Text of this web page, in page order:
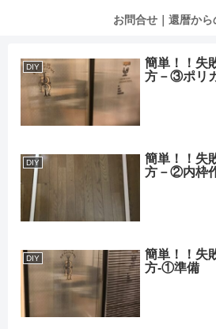
お問合せ｜還暦から
DIY
簡単！！失
方－③ポリ
DIY
簡単！！失
方－②内枠
DIY
簡単！！失
方‐①準備